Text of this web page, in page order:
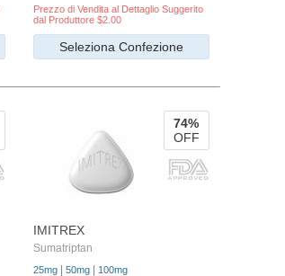
Prezzo di Vendita al Dettaglio Suggerito
dal Produttore $2.00
Seleziona Confezione
IMITREX
Sumatriptan
25mg 50mg 100mg
74%
OFF